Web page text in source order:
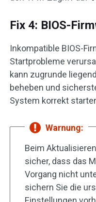
Fix 4: BIOS-
Inkompatible BIOS-
Startprobleme
kann zugrunde
beheben und
System korrekt
Warnung:
Beim
sicher, dass das
Vorgang nicht
sichern Sie die